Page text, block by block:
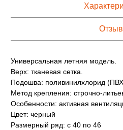
Универсальная летняя модель.
Верх: тканевая сетка.
Подошва: поливинилхлорид
Метод крепления: строчно-
Особенности: активная
Цвет: черный
Размерный ряд: с 40 по 46